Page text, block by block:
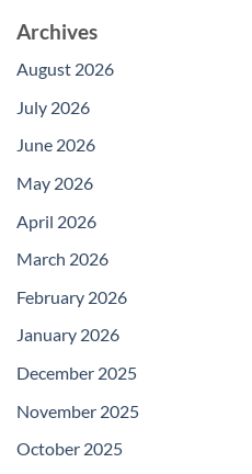
Archives
August 2026
July 2026
June 2026
May 2026
April 2026
March 2026
February 2026
January 2026
December 2025
November 2025
October 2025